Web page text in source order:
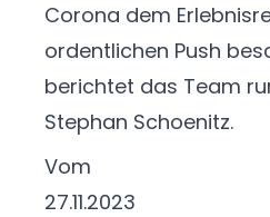
Corona dem
ordentlichen Push
berichtet das Team
Stephan Schoenitz.
Vom
27.11.2023